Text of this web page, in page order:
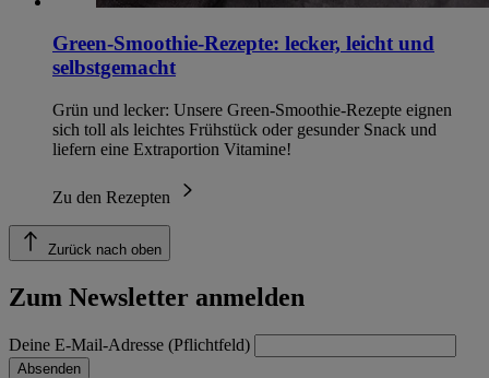
Green-Smoothie-Rezepte: lecker, leicht und
selbstgemacht
Grün und lecker: Unsere Green-Smoothie-Rezepte eignen
sich toll als leichtes Frühstück oder gesunder Snack und
liefern eine Extraportion Vitamine!
Zu den Rezepten
Zurück nach oben
Zum Newsletter anmelden
Deine E-Mail-Adresse (Pflichtfeld)
Absenden